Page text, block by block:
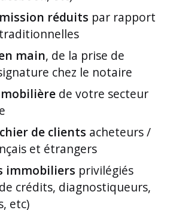
réduits par rapport
main, de la prise de
chez le notaire
de votre secteur
de clients acheteurs /
et étrangers
immobiliers privilégiés
crédits, diagnostiqueurs,
etc)